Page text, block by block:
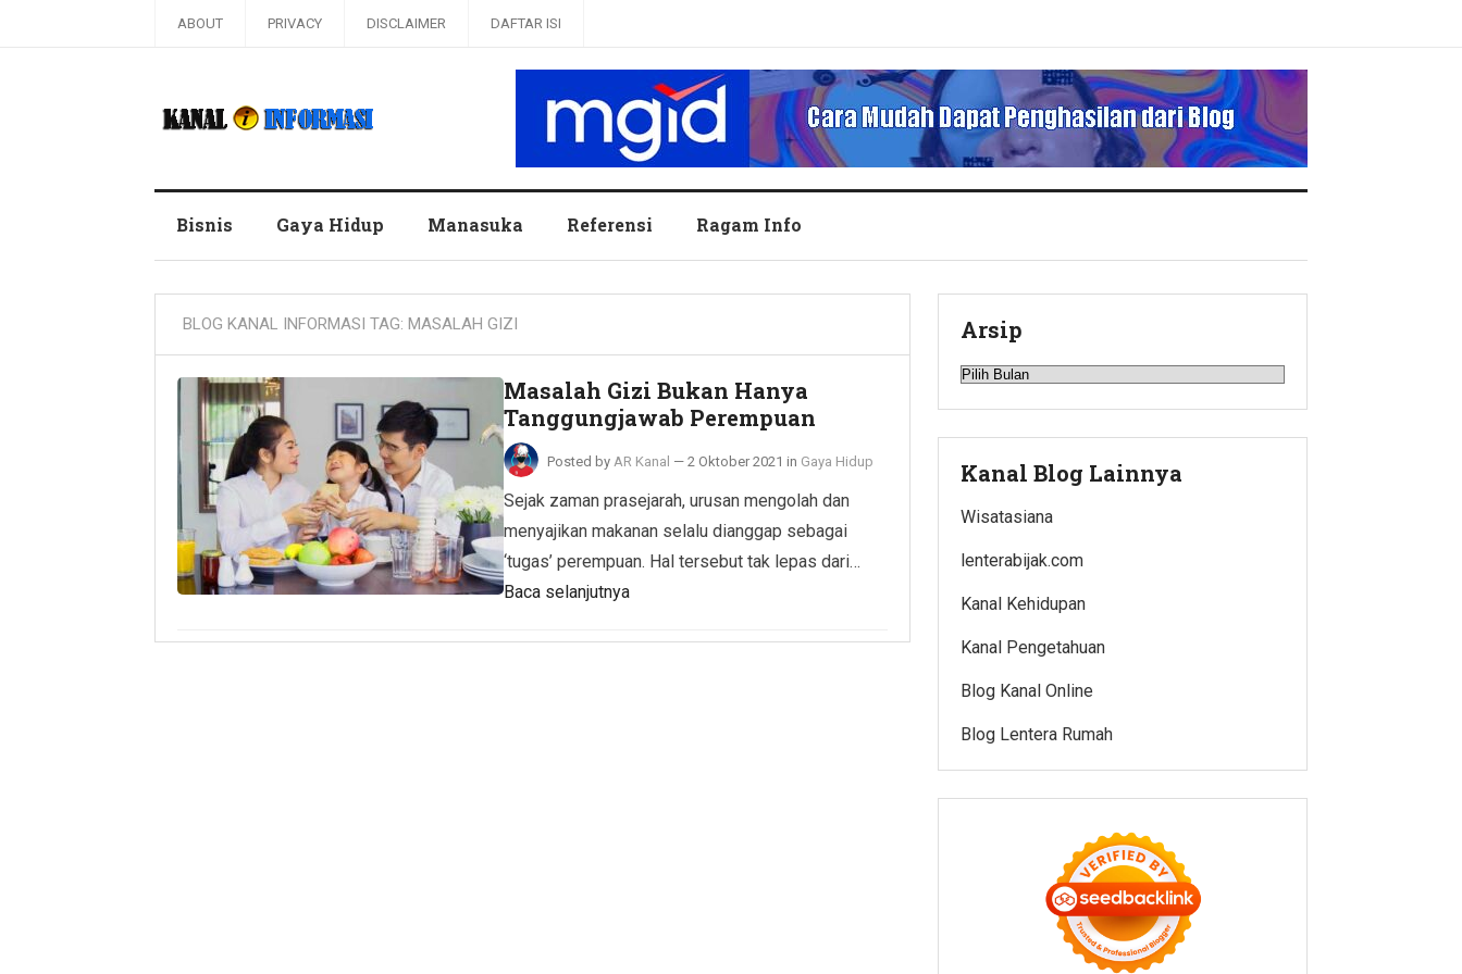
ABOUT PRIVACY DISCLAIMER DAFTAR ISI
Bisnis Gaya Hidup Manasuka Referensi Ragam Info
BLOG KANAL INFORMASI TAG: MASALAH GIZI
Masalah Gizi Bukan Hanya
Tanggungjawab Perempuan
Posted by AR Kanal — 2 Oktober 2021 in Gaya Hidup
Sejak zaman prasejarah, urusan mengolah dan
menyajikan makanan selalu dianggap sebagai
‘tugas’ perempuan. Hal tersebut tak lepas dari…
Baca selanjutnya
Arsip
Arsip
Kanal Blog Lainnya
Wisatasiana
lenterabijak.com
Kanal Kehidupan
Kanal Pengetahuan
Blog Kanal Online
Blog Lentera Rumah